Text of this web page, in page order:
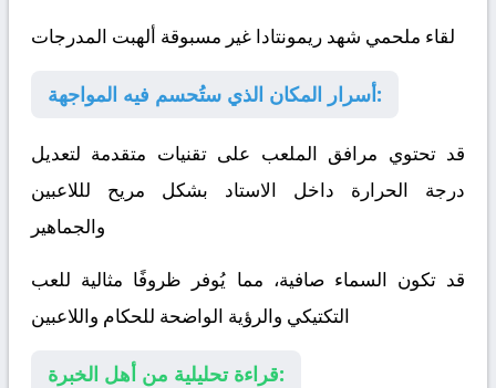
لقاء ملحمي شهد ريمونتادا غير مسبوقة ألهبت المدرجات
أسرار المكان الذي ستُحسم فيه المواجهة:
قد تحتوي مرافق الملعب على تقنيات متقدمة لتعديل
درجة الحرارة داخل الاستاد بشكل مريح لللاعبين
والجماهير
قد تكون السماء صافية، مما يُوفر ظروفًا مثالية للعب
التكتيكي والرؤية الواضحة للحكام واللاعبين
قراءة تحليلية من أهل الخبرة: